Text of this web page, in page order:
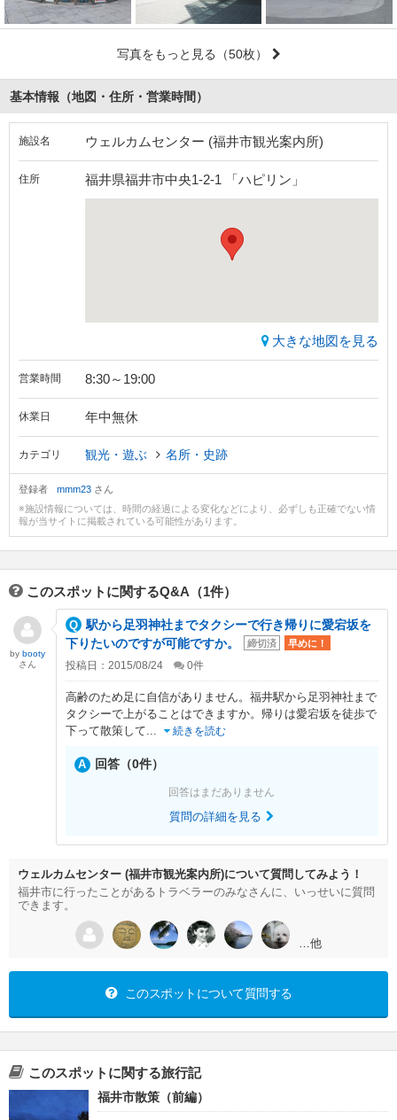
写真をもっと見る （50枚）
基本情報（地図・住所・営業時間）
施設名 ウェルカムセンター (福井市観光案内所)
住所 福井県福井市中央1-2-1 「ハピリン」
大きな地図を見る
営業時間 8:30～19:00
休業日 年中無休
カテゴリ 観光・遊ぶ 名所・史跡
登録者 mmm23 さん
※施設情報については、時間の経過による変化などにより、必ずしも正確でない情
報が当サイトに掲載されている可能性があります。
このスポットに関するQ&A（1件）
駅から足羽神社までタクシーで行き帰りに愛宕坂を
下りたいのですが可能ですか。
締切済 早めに！
投稿日：2015/08/24 0件
高齢のため足に自信がありません。福井駅から足羽神社まで
タクシーで上がることはできますか。帰りは愛宕坂を徒歩で
下って散策して... 続きを読む
回答（0件）
回答はまだありません
質問の詳細を見る
bybooty
さん
ウェルカムセンター (福井市観光案内所)について質問してみよう！
福井市に行ったことがあるトラベラーのみなさんに、いっせいに質問
できます。
…他
このスポットについて質問する
このスポットに関する旅行記
福井市散策（前編）